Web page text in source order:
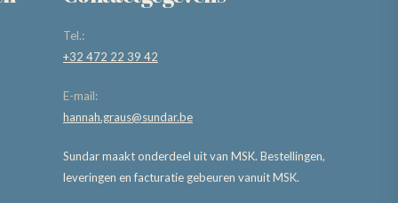
Tel.:
+32 472 22 39 42
E-mail:
hannah.graus@sundar.be
Sundar maakt onderdeel uit van MSK. Bestellingen,
leveringen en facturatie gebeuren vanuit MSK.